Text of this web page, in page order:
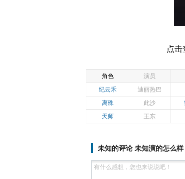
点击
角色 演员
纪云禾
迪丽热巴
离殊
此沙
天师
王东
未知的评论 未知演的怎么样